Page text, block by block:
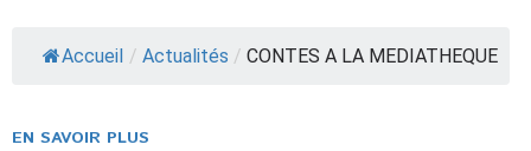
Accueil / Actualités / CONTES A LA MEDIATHEQUE
EN SAVOIR PLUS